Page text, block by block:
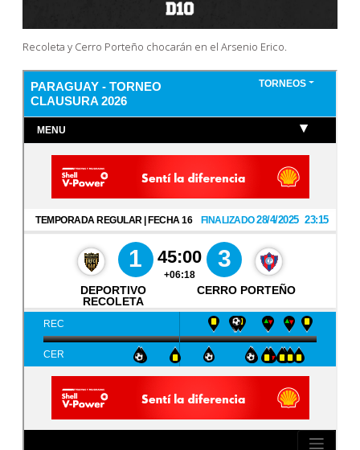
Recoleta y Cerro Porteño chocarán en el Arsenio Erico.